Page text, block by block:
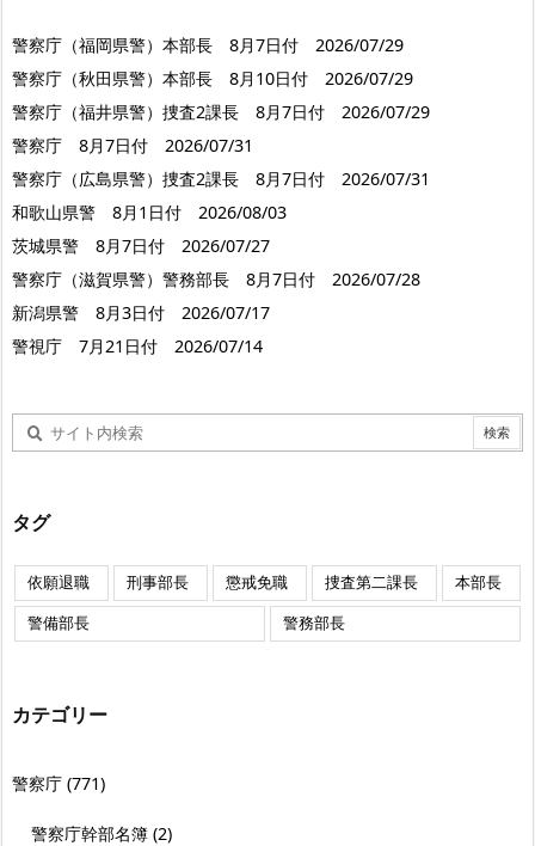
警察庁（福岡県警）本部長 8月7日付 2026/07/29
警察庁（秋田県警）本部長 8月10日付 2026/07/29
警察庁（福井県警）捜査2課長 8月7日付 2026/07/29
警察庁 8月7日付 2026/07/31
警察庁（広島県警）捜査2課長 8月7日付 2026/07/31
和歌山県警 8月1日付 2026/08/03
茨城県警 8月7日付 2026/07/27
警察庁（滋賀県警）警務部長 8月7日付 2026/07/28
新潟県警 8月3日付 2026/07/17
警視庁 7月21日付 2026/07/14
タグ
依願退職 刑事部長 懲戒免職 捜査第二課長
本部長
警備部長
警務部長
カテゴリー
警察庁 (771)
警察庁幹部名簿 (2)